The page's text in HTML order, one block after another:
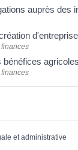
auprès des
d'entreprise
bénéfices agricoles
et administrative